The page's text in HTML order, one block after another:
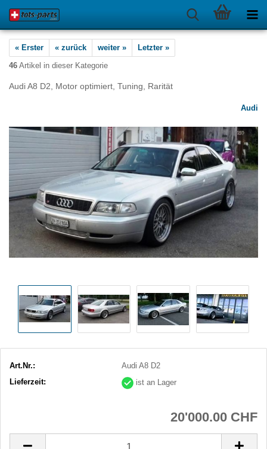
« Erster « zurück weiter »
Letzter »
46 Artikel in dieser Kategorie
Audi A8 D2, Motor optimiert, Tuning, Rarität
Audi
Art.Nr.:
Audi A8 D2
Lieferzeit:
ist an Lager
20'000.00 CHF